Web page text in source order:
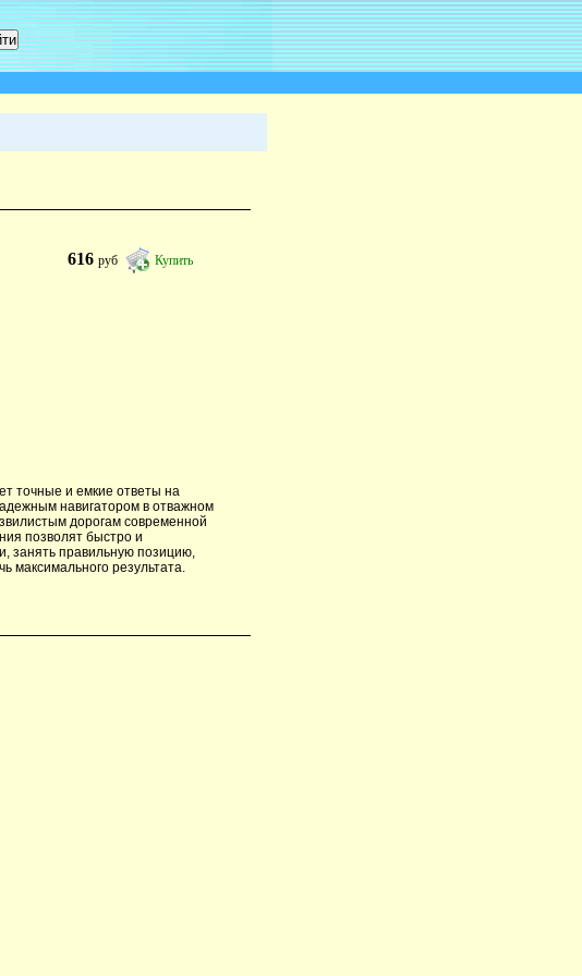
616руб Купить
точные и емкие ответы на
навигатором в отважном
дорогам современной
позволят быстро и
занять правильную позицию,
максимального результата.